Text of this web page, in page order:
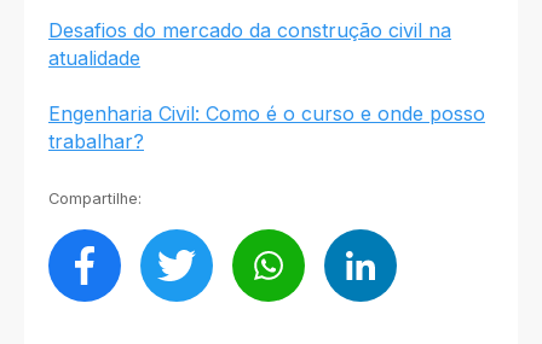
Desafios do mercado da construção civil na
atualidade
Engenharia Civil: Como é o curso e onde posso
trabalhar?
Compartilhe: